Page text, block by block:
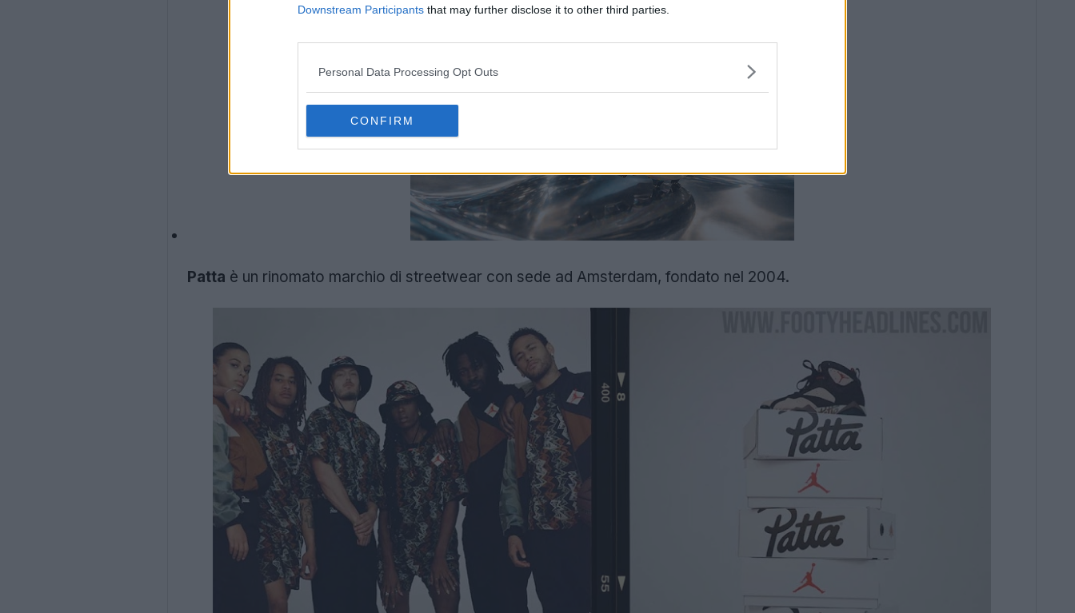
Downstream Participants that may further disclose it to other third parties.
Personal Data Processing Opt Outs
CONFIRM
Patta è un rinomato marchio di streetwear con sede ad Amsterdam, fondato nel 2004.